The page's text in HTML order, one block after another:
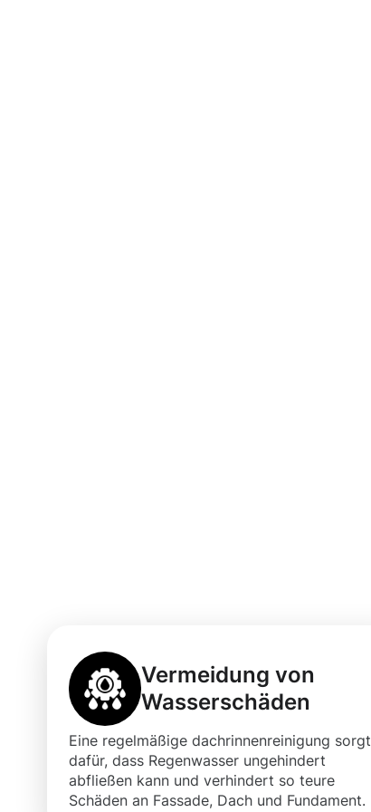
Vermeidung von
Wasserschäden
Eine regelmäßige dachrinnenreinigung sorgt
dafür, dass Regenwasser ungehindert
abfließen kann und verhindert so teure
Schäden an Fassade, Dach und Fundament.